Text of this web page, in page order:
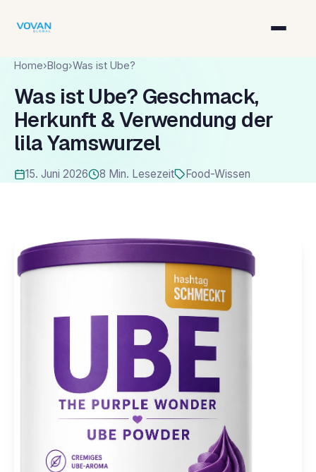
Home›Blog›Was ist Ube?
Was ist Ube? Geschmack,
Herkunft & Verwendung der
lila Yamswurzel
15. Juni 2026 8 Min. Lesezeit Food-Wissen